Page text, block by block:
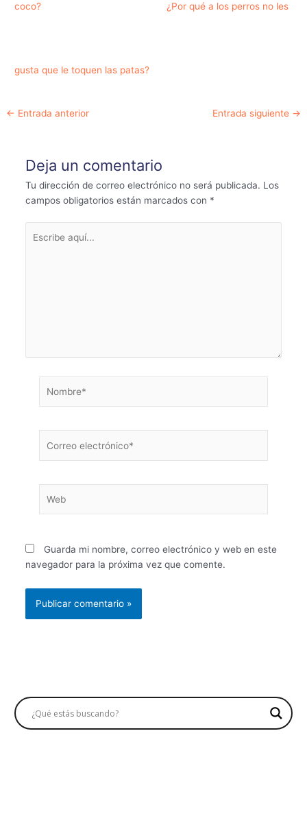
coco? ¿Por qué a los perros no les
gusta que le toquen las patas?
Navegación
← Entrada anterior Entrada siguiente →
Deja un comentario
Tu dirección de correo electrónico no será publicada. Los
campos obligatorios están marcados con *
aquí...
electrónico*
Guarda mi nombre, correo electrónico y web en este
navegador para la próxima vez que comente.